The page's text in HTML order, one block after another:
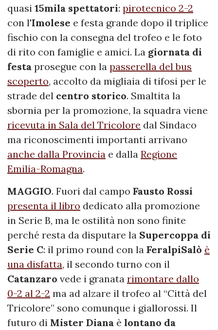
quasi 15mila spettatori: pirotecnico 2-2
con l'Imolese e festa grande dopo il triplice
fischio con la consegna del trofeo e le foto
di rito con famiglie e amici. La giornata di
festa prosegue con la passerella del bus
scoperto, accolto da migliaia di tifosi per le
strade del centro storico. Smaltita la
sbornia per la promozione, la squadra viene
ricevuta in Sala del Tricolore dal Sindaco
ma riconoscimenti importanti arrivano
anche dalla Provincia e dalla Regione
Emilia-Romagna.
MAGGIO. Fuori dal campo Fausto Rossi
presenta il libro dedicato alla promozione
in Serie B, ma le ostilità non sono finite
perché resta da disputare la Supercoppa di
Serie C: il primo round con la FeralpiSalò è
una disfatta, il secondo turno con il
Catanzaro vede i granata rimontare dallo
0-2 al 2-2 ma ad alzare il trofeo al “Città del
Tricolore” sono comunque i giallorossi. Il
futuro di Mister Diana è lontano da